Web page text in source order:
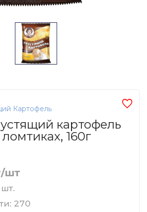
Картофель
картофель
160г
/шт
270